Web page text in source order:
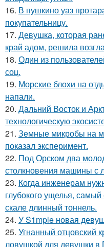
16. В пушкино уаз
покупательницу.
17. Девушка, которая
край адом, решила
18. Один из
соц.
19. Морские блохи на
напали.
20. Дальний Восток и
технологическую
21. Земные микробы на
показал эксперимент.
22. Под Орском два
столкновения машины с
23. Когда инженерам
глубокого ущелья,
скале длинный тоннель.
24. У S1mple новая
25. Угнанный отцовский
ловушкой для девушки в